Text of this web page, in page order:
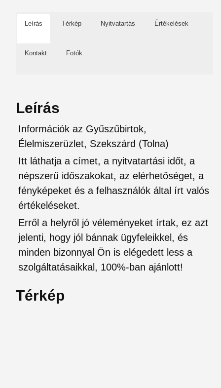
Leírás Térkép Nyitvatartás Értékelések
Kontakt Fotók
Leírás
Információk az Gyűszűbirtok,
Élelmiszerüzlet, Szekszárd (Tolna)
Itt láthatja a címet, a nyitvatartási időt, a
népszerű időszakokat, az elérhetőséget, a
fényképeket és a felhasználók által írt valós
értékeléseket.
Erről a helyről jó véleményeket írtak, ez azt
jelenti, hogy jól bánnak ügyfeleikkel, és
minden bizonnyal Ön is elégedett less a
szolgáltatásaikkal, 100%-ban ajánlott!
Térkép